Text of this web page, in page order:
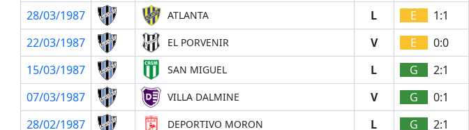
28/03/1987
ATLANTA L E
1:1
22/03/1987
EL PORVENIR V E 0:0
15/03/1987
SAN MIGUEL L G
2:1
07/03/1987
VILLA DALMINE V G
0:1
28/02/1987
DEPORTIVO MORON L G 2:1